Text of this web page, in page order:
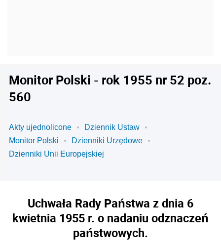
Monitor Polski - rok 1955 nr 52 poz.
560
Akty ujednolicone
Dziennik Ustaw
Monitor Polski
Dzienniki Urzędowe
Dzienniki Unii Europejskiej
Uchwała Rady Państwa z dnia 6
kwietnia 1955 r. o nadaniu odznaczeń
państwowych.